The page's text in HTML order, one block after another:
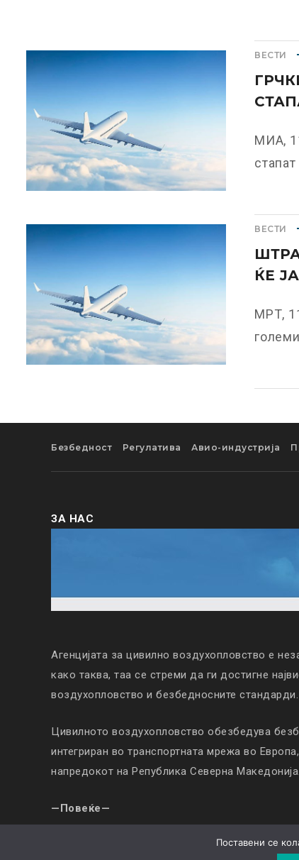
ВЕСТИ
МИА,
ВЕСТИ
ЌЕ
МРТ,
Безбедност Регулатива Авио-индустрија
ЗА НАС
Агенцијата за цивилно воздухопловство е
како таква, таа се стреми да ги достигне
воздухопловство и безбедносните стандарди.
Цивилното воздухопловство обезбедува
интегриран во транспортната мрежа во
напредокот на Република Северна Македонија.
—Повеќе—
© Copyright 2019. All Rights Reserved |Поставени се